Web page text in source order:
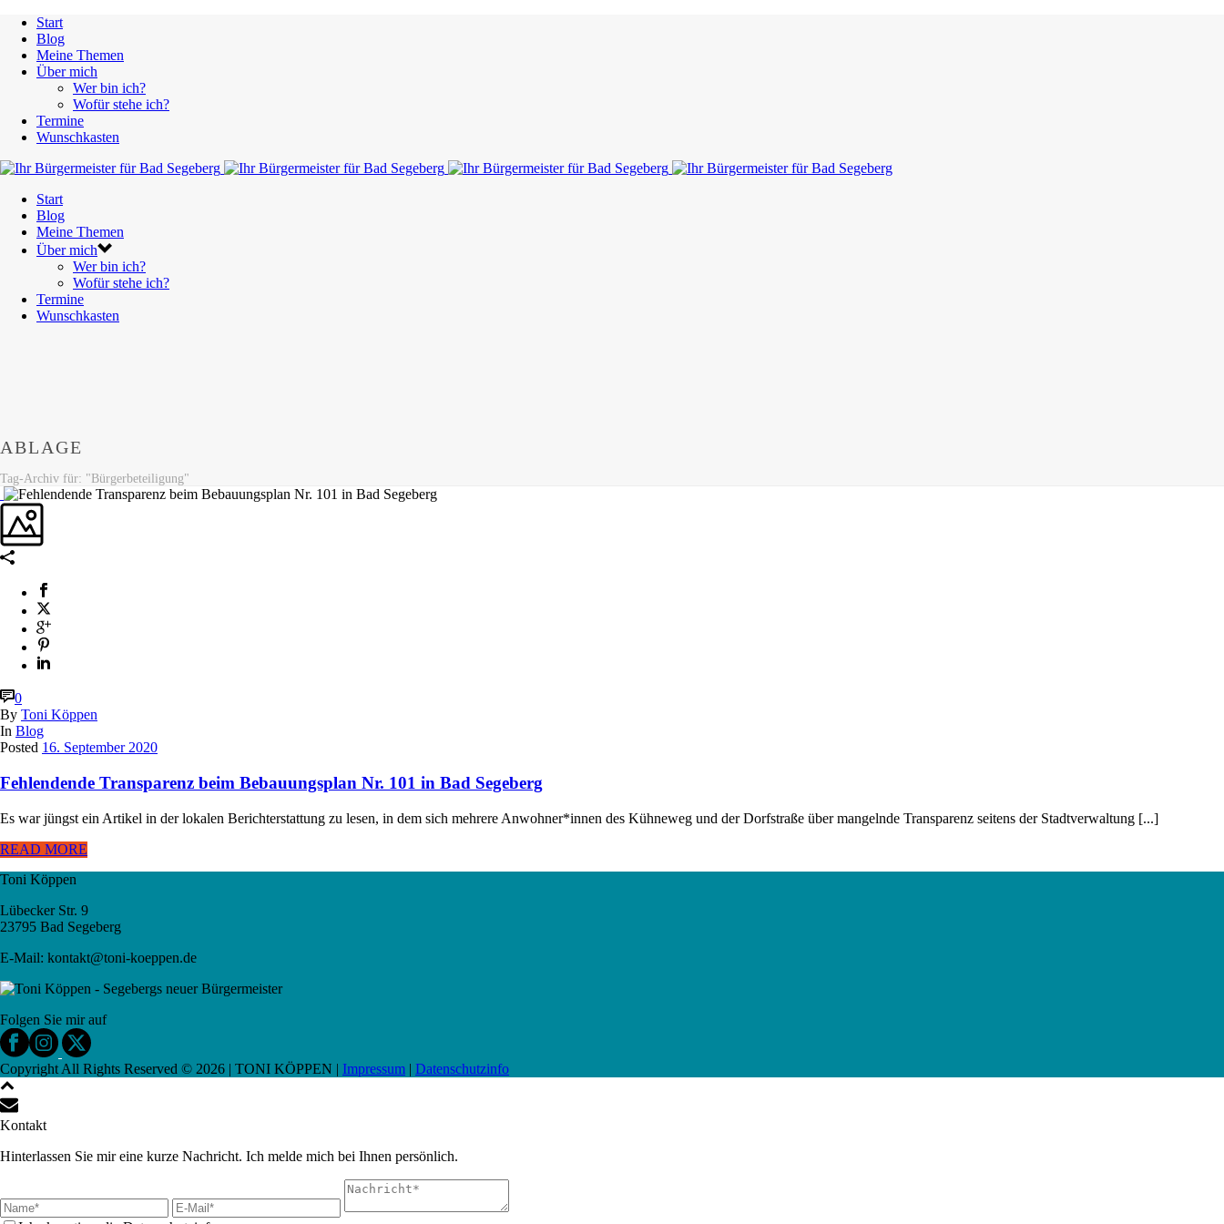
Start
Blog
Meine Themen
Über mich
Wer bin ich?
Wofür stehe ich?
Termine
Wunschkasten
Start
Blog
Meine Themen
Über mich
Wer bin ich?
Wofür stehe ich?
Termine
Wunschkasten
ABLAGE
Tag-Archiv für: "Bürgerbeteiligung"
0
By Toni Köppen
In Blog
Posted 16. September 2020
Fehlendende Transparenz beim Bebauungsplan Nr. 101 in Bad Segeberg
Es war jüngst ein Artikel in der lokalen Berichterstattung zu lesen, in dem sich mehrere Anwohner*innen des Kühneweg und der Dorfstraße über mangelnde Transparenz seitens der Stadtverwaltung [...]
READ MORE
Toni Köppen
Lübecker Str. 9
23795 Bad Segeberg
E-Mail: kontakt@toni-koeppen.de
Folgen Sie mir auf
Copyright All Rights Reserved © 2026 | TONI KÖPPEN | Impressum | Datenschutzinfo
Kontakt
Hinterlassen Sie mir eine kurze Nachricht. Ich melde mich bei Ihnen persönlich.